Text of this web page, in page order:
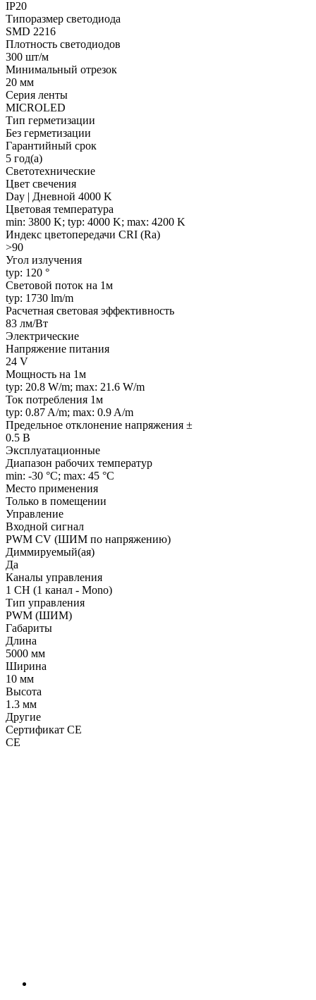
IP20
Типоразмер светодиода
SMD 2216
Плотность светодиодов
300 шт/м
Минимальный отрезок
20 мм
Серия ленты
MICROLED
Тип герметизации
Без герметизации
Гарантийный срок
5 год(а)
Светотехнические
Цвет свечения
Day | Дневной 4000 K
Цветовая температура
min: 3800 K; typ: 4000 K; max: 4200 K
Индекс цветопередачи CRI (Ra)
>90
Угол излучения
typ: 120 °
Световой поток на 1м
typ: 1730 lm/m
Расчетная световая эффективность
83 лм/Вт
Электрические
Напряжение питания
24 V
Мощность на 1м
typ: 20.8 W/m; max: 21.6 W/m
Ток потребления 1м
typ: 0.87 A/m; max: 0.9 A/m
Предельное отклонение напряжения ±
0.5 В
Эксплуатационные
Диапазон рабочих температур
min: -30 °C; max: 45 °C
Место применения
Только в помещении
Управление
Входной сигнал
PWM СV (ШИМ по напряжению)
Диммируемый(ая)
Да
Каналы управления
1 CH (1 канал - Mono)
Тип управления
PWM (ШИМ)
Габариты
Длина
5000 мм
Ширина
10 мм
Высота
1.3 мм
Другие
Сертификат CE
CE